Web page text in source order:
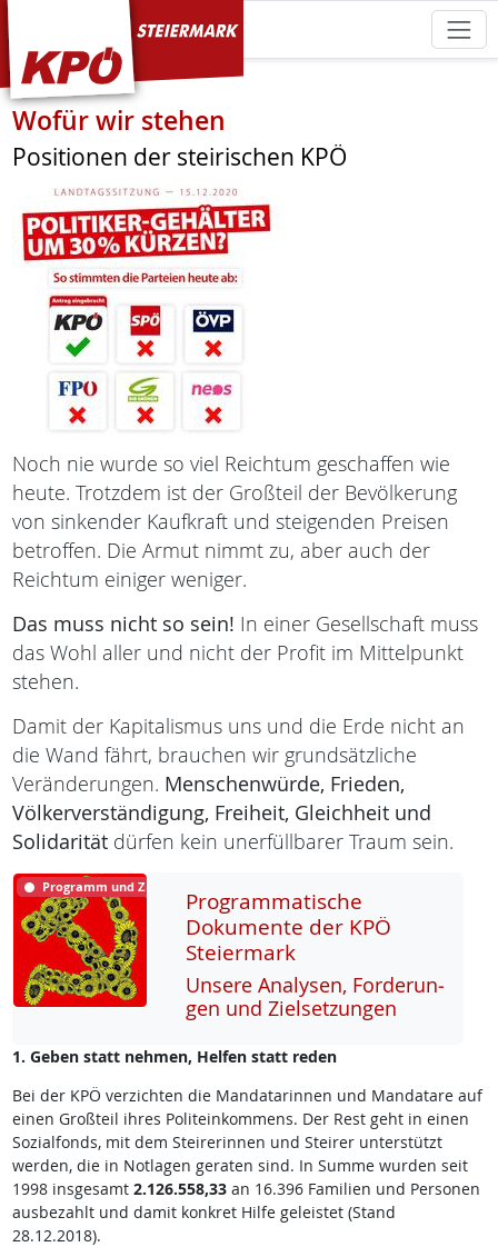
KPÖ Steiermark
Wofür wir stehen
Positionen der steirischen KPÖ
Noch nie wurde so viel Reichtum geschaffen wie
heute. Trotzdem ist der Großteil der Bevölkerung
von sinkender Kaufkraft und steigenden Preisen
betroffen. Die Armut nimmt zu, aber auch der
Reichtum einiger weniger.
Das muss nicht so sein! In einer Gesellschaft muss
das Wohl aller und nicht der Profit im Mittelpunkt
stehen.
Damit der Kapitalismus uns und die Erde nicht an
die Wand fährt, brauchen wir grundsätzliche
Veränderungen. Menschenwürde, Frieden,
Völkerverständigung, Freiheit, Gleichheit und
Solidarität dürfen kein unerfüllbarer Traum sein.
Programm und Ziele
Programmatische
Dokumente der KPÖ
Steiermark
Un­se­re Ana­ly­sen, For­de­run­
gen und Ziel­set­zun­gen
1. Geben statt nehmen, Helfen statt reden
Bei der KPÖ verzichten die Mandatarinnen und Mandatare auf
einen Großteil ihres Politeinkommens. Der Rest geht in einen
Sozialfonds, mit dem Steirerinnen und Steirer unterstützt
werden, die in Notlagen geraten sind. In Summe wurden seit
1998 insgesamt 2.126.558,33 an 16.396 Familien und Personen
ausbezahlt und damit konkret Hilfe geleistet (Stand
28.12.2018).